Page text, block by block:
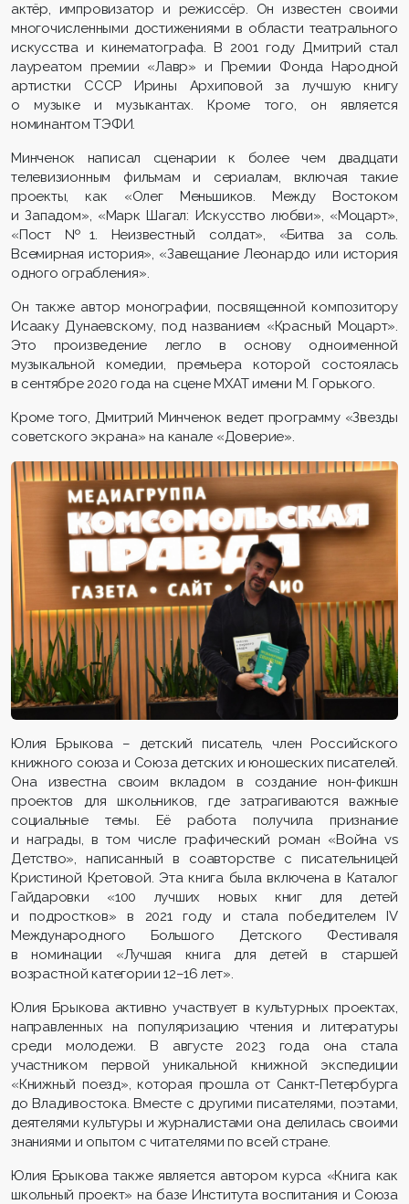
актёр, импровизатор и режиссёр. Он известен своими
многочисленными достижениями в области театрального
искусства и кинематографа. В 2001 году Дмитрий стал
лауреатом премии «Лавр» и Премии Фонда Народной
артистки СССР Ирины Архиповой за лучшую книгу
о музыке и музыкантах. Кроме того, он является
номинантом ТЭФИ.
Минченок написал сценарии к более чем двадцати
телевизионным фильмам и сериалам, включая такие
проекты, как «Олег Меньшиков. Между Востоком
и Западом», «Марк Шагал: Искусство любви», «Моцарт»,
«Пост №1. Неизвестный солдат», «Битва за соль.
Всемирная история», «Завещание Леонардо или история
одного ограбления».
Он также автор монографии, посвященной композитору
Исааку Дунаевскому, под названием «Красный Моцарт».
Это произведение легло в основу одноименной
музыкальной комедии, премьера которой состоялась
в сентябре 2020 года на сцене МХАТ имени М. Горького.
Кроме того, Дмитрий Минченок ведет программу «Звезды
советского экрана» на канале «Доверие».
Юлия Брыкова – детский писатель, член Российского
книжного союза и Союза детских и юношеских писателей.
Она известна своим вкладом в создание нон-фикшн
проектов для школьников, где затрагиваются важные
социальные темы. Её работа получила признание
и награды, в том числе графический роман «Война vs
Детство», написанный в соавторстве с писательницей
Кристиной Кретовой. Эта книга была включена в Каталог
Гайдаровки «100 лучших новых книг для детей
и подростков» в 2021 году и стала победителем IV
Международного Большого Детского Фестиваля
в номинации «Лучшая книга для детей в старшей
возрастной категории 12–16 лет».
Юлия Брыкова активно участвует в культурных проектах,
направленных на популяризацию чтения и литературы
среди молодежи. В августе 2023 года она стала
участником первой уникальной книжной экспедиции
«Книжный поезд», которая прошла от Санкт-Петербурга
до Владивостока. Вместе с другими писателями, поэтами,
деятелями культуры и журналистами она делилась своими
знаниями и опытом с читателями по всей стране.
Юлия Брыкова также является автором курса «Книга как
школьный проект» на базе Института воспитания и Союза